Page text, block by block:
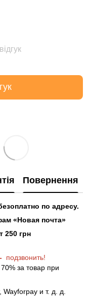
Повернення
по адресу.
«Новая почта»
250 грн
подзвонить!
за товар при
и т. д. д.